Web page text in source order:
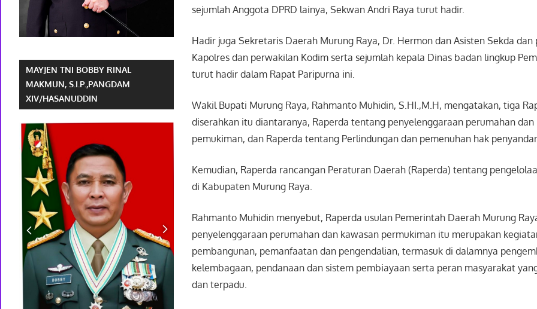
sejumlah Anggota DPRD lainya, Sekwan Andri Raya turut hadir.
Hadir juga Sekretaris Daerah Murung Raya, Dr. Hermon dan Asisten Sekda
Kapolres dan perwakilan Kodim serta sejumlah kepala Dinas badan lingkup
turut hadir dalam Rapat Paripurna ini.
Wakil Bupati Murung Raya, Rahmanto Muhidin, S.HI.,M.H, mengatakan, tiga
diserahkan itu diantaranya, Raperda tentang penyelenggaraan perumahan dan
pemukiman, dan Raperda tentang Perlindungan dan pemenuhan hak
Kemudian, Raperda rancangan Peraturan Daerah (Raperda) tentang
di Kabupaten Murung Raya.
Rahmanto Muhidin menyebut, Raperda usulan Pemerintah Daerah Murung
penyelenggaraan perumahan dan kawasan permukiman itu merupakan
pembangunan, pemanfaatan dan pengendalian, termasuk di dalamnya
kelembagaan, pendanaan dan sistem pembiayaan serta peran masyarakat
dan terpadu.
MAYJEN TNI BOBBY RINAL
MAKMUN, S.I.P.,PANGDAM
XIV/HASANUDDIN